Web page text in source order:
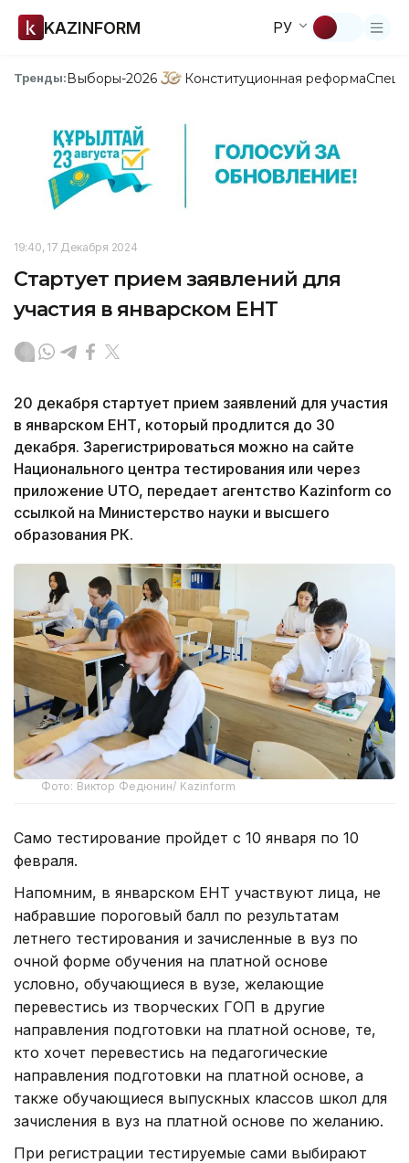
KAZINFORM РУ
Тренды:Выборы-2026 Конституционная реформа
19:40, 17 Декабря 2024
Стартует прием заявлений для
участия в январском ЕНТ
20 декабря стартует прием заявлений для участия
в январском ЕНТ, который продлится до 30
декабря. Зарегистрироваться можно на сайте
Национального центра тестирования или через
приложение UTO, передает агентство Kazinform со
ссылкой на Министерство науки и высшего
образования РК.
Фото: Виктор Федюнин/ Kazinform
Само тестирование пройдет с 10 января по 10
февраля.
Напомним, в январском ЕНТ участвуют лица, не
набравшие пороговый балл по результатам
летнего тестирования и зачисленные в вуз по
очной форме обучения на платной основе
условно, обучающиеся в вузе, желающие
перевестись из творческих ГОП в другие
направления подготовки на платной основе, те,
кто хочет перевестись на педагогические
направления подготовки на платной основе, а
также обучающиеся выпускных классов школ для
зачисления в вуз на платной основе по желанию.
При регистрации тестируемые сами выбирают